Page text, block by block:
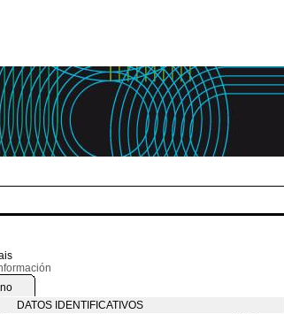
DATOS IDENTIFICATIVOS